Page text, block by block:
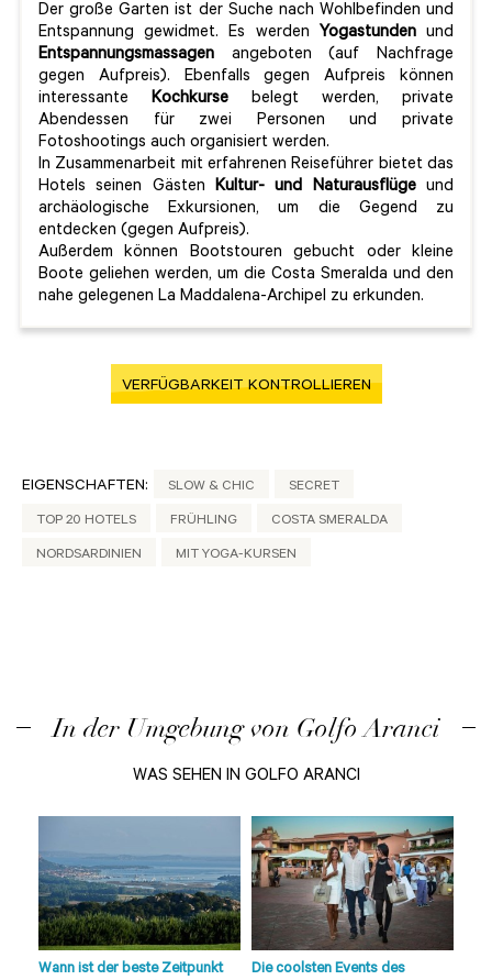
Der große Garten ist der Suche nach Wohlbefinden und
Entspannung gewidmet. Es werden Yogastundenund
Entspannungsmassagen angeboten (auf Nachfrage
gegen Aufpreis). Ebenfalls gegen Aufpreis können
interessante Kochkurse belegt werden, private
Abendessen für zwei Personen und private
Fotoshootings auch organisiert werden.
In Zusammenarbeit mit erfahrenen Reiseführer bietet das
Hotels seinen Gästen Kultur- und Naturausflügeund
archäologische Exkursionen, um die Gegend zu
entdecken (gegen Aufpreis).
Außerdem können Bootstouren gebucht oder kleine
Boote geliehen werden, um die Costa Smeralda und den
nahe gelegenen La Maddalena-Archipel zu erkunden.
VERFÜGBARKEIT KONTROLLIEREN
EIGENSCHAFTEN: SLOW & CHIC SECRET
TOP 20 HOTELS FRÜHLING COSTA SMERALDA
NORDSARDINIEN MIT YOGA-KURSEN
In der Umgebung von Golfo Aranci
WAS SEHEN IN GOLFO ARANCI
Wann ist der beste Zeitpunkt
Die coolsten Events des